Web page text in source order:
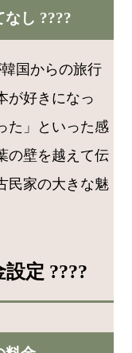
し ????
国からの旅行
が好きになっ
た」といった感
の壁を越えて伝
民家の大きな魅
定 ????